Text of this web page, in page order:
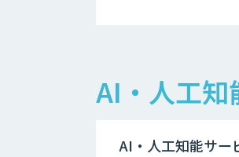
AI・人工知
AI・人工知能サー